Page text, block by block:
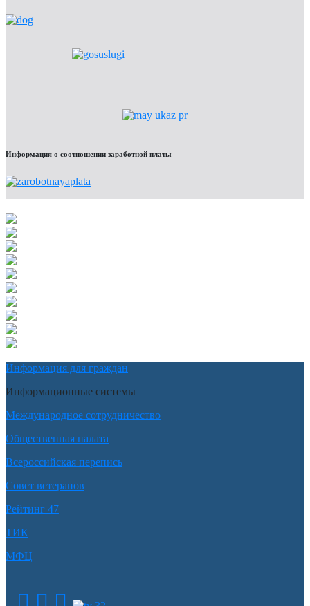
Информация о соотношении заработной платы
Информация для граждан
Информационные системы
Международное сотрудничество
Общественная палата
Всероссийская перепись
Совет ветеранов
Рейтинг 47
ТИК
МФЦ